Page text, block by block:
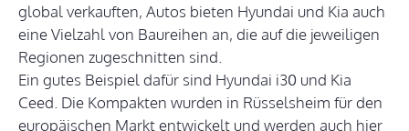
global verkauften, Autos bieten Hyundai und Kia auch
eine Vielzahl von Baureihen an, die auf die jeweiligen
Regionen zugeschnitten sind.
Ein gutes Beispiel dafür sind Hyundai i30 und Kia
Ceed. Die Kompakten wurden in Rüsselsheim für den
europäischen Markt entwickelt und werden auch hier